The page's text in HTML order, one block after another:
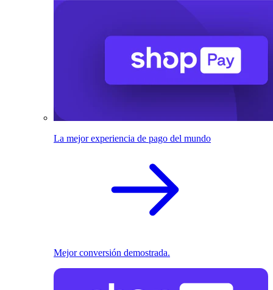
La mejor experiencia de pago del mundo
Mejor conversión demostrada.